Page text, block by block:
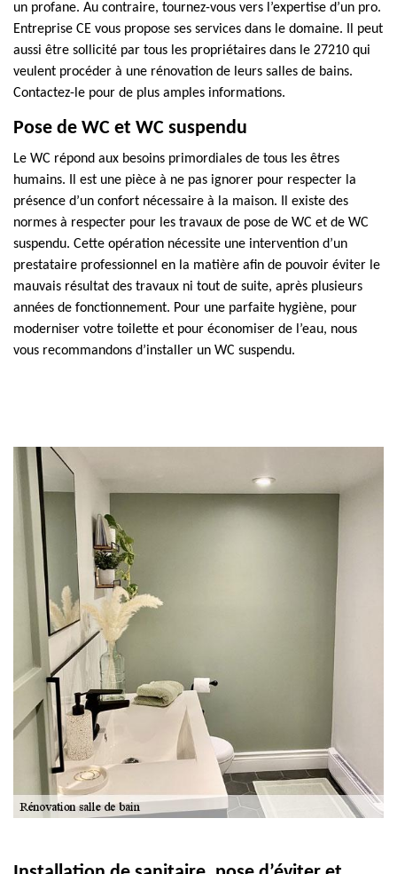
un profane. Au contraire, tournez-vous vers l’expertise d’un pro.
Entreprise CE vous propose ses services dans le domaine. Il peut
aussi être sollicité par tous les propriétaires dans le 27210 qui
veulent procéder à une rénovation de leurs salles de bains.
Contactez-le pour de plus amples informations.
Pose de WC et WC suspendu
Le WC répond aux besoins primordiales de tous les êtres
humains. Il est une pièce à ne pas ignorer pour respecter la
présence d’un confort nécessaire à la maison. Il existe des
normes à respecter pour les travaux de pose de WC et de WC
suspendu. Cette opération nécessite une intervention d’un
prestataire professionnel en la matière afin de pouvoir éviter le
mauvais résultat des travaux ni tout de suite, après plusieurs
années de fonctionnement. Pour une parfaite hygiène, pour
moderniser votre toilette et pour économiser de l’eau, nous
vous recommandons d’installer un WC suspendu.